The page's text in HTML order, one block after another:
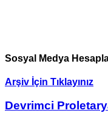
Sosyal Medya
Arşiv İçin Tıklayınız
Devrimci